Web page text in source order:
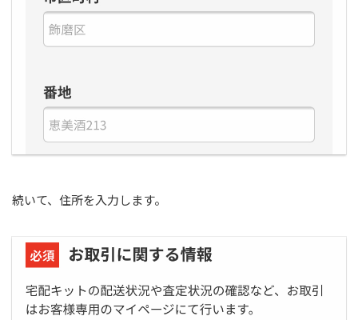
続いて、住所を入力します。